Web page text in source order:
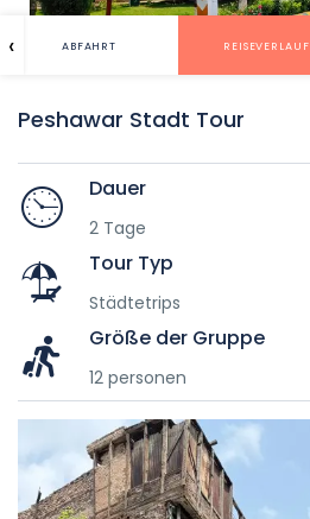
ABFAHRT REISEVERLAUF
‹
Peshawar Stadt Tour
Dauer
2 Tage
Tour Typ
Städtetrips
Größe der Gruppe
12 personen